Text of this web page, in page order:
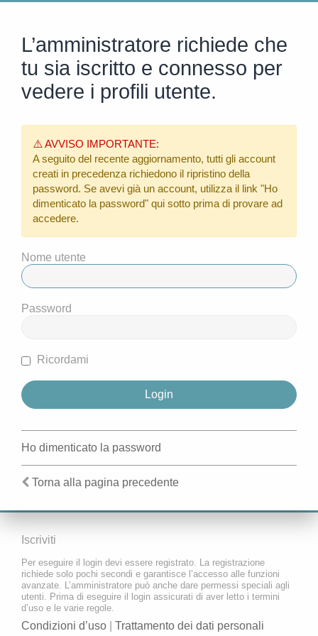
L’amministratore richiede che
tu sia iscritto e connesso per
vedere i profili utente.
⚠️ AVVISO IMPORTANTE:
A seguito del recente aggiornamento, tutti gli account
creati in precedenza richiedono il ripristino della
password. Se avevi già un account, utilizza il link "Ho
dimenticato la password" qui sotto prima di provare ad
accedere.
Nome utente
Password
Ricordami
Ho dimenticato la password
Torna alla pagina precedente
Iscriviti
Per eseguire il login devi essere registrato. La registrazione
richiede solo pochi secondi e garantisce l’accesso alle funzioni
avanzate. L’amministratore può anche dare permessi speciali agli
utenti. Prima di eseguire il login assicurati di aver letto i termini
d’uso e le varie regole.
Condizioni d’uso Trattamento dei dati personali